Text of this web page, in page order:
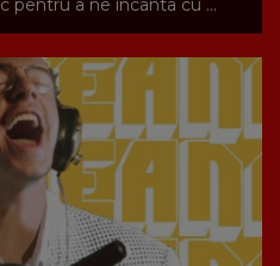
pentru a ne încânta cu ...